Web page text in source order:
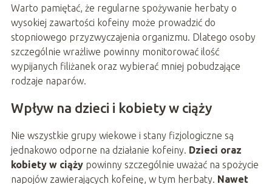
Warto pamiętać, że regularne spożywanie herbaty o
wysokiej zawartości kofeiny może prowadzić do
stopniowego przyzwyczajenia organizmu. Dlatego osoby
szczególnie wrażliwe powinny monitorować ilość
wypijanych filiżanek oraz wybierać mniej pobudzające
rodzaje naparów.
Wpływ na dzieci i kobiety w ciąży
Nie wszystkie grupy wiekowe i stany fizjologiczne są
jednakowo odporne na działanie kofeiny. Dzieci oraz
kobiety w ciążypowinny szczególnie uważać na spożycie
napojów zawierających kofeinę, w tym herbaty. Nawet